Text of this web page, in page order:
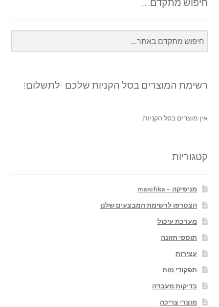
רשימת המוצרים בסל הקניות שלכם -לתשלום!
אין מוצרים בסל הקניות.
קטגוריות
מניפיקה – manifika
הצטרפו לרשימת המבצעים שלנו
מערכת עיכול
תוספי תזונה
עצירות
תפקודי מוח
בדיקות מעבדה
מוצרי צריכה